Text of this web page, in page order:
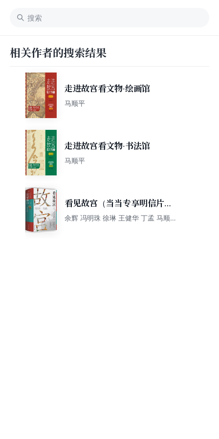
相关作者的搜索结果
走进故宫看文物·绘画馆
马顺平
走进故宫看文物·书法馆
马顺平
看见故宫（当当专享明信片，
倾听文物背后的故事，在故宫
余辉 冯明珠 徐琳 王健华 丁孟 马顺